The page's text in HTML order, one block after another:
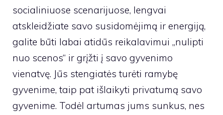
socialiniuose scenarijuose, lengvai
atskleidžiate savo susidomėjimą ir energiją,
galite būti labai atidūs reikalavimui „nulipti
nuo scenos“ ir grįžti į savo gyvenimo
vienatvę. Jūs stengiatės turėti ramybę
gyvenime, taip pat išlaikyti privatumą savo
gyvenime. Todėl artumas jums sunkus, nes